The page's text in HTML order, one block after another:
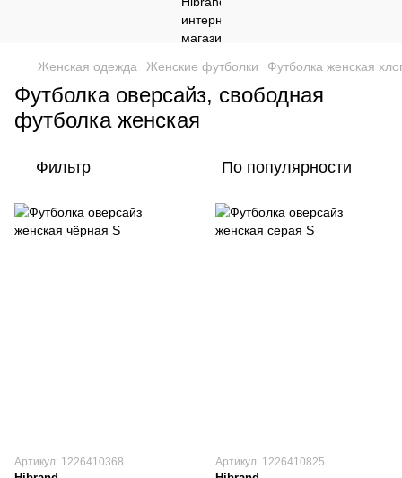
Женская одежда Женские футболки Футболка женская
Футболка оверсайз, свободная
футболка женская
Фильтр По популярности
Артикул: 1226410368 Артикул: 1226410825